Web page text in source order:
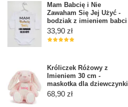
Mam Babcię i Nie
Zawaham Się Jej Użyć -
bodziak z imieniem babci
33,90 zł
Króliczek Różowy z
Imieniem 30 cm -
maskotka dla dziewczynki
68,90 zł